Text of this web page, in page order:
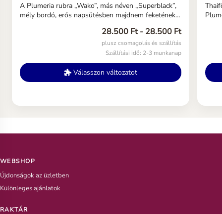
A Plumeria rubra „Wako”, más néven „Superblack”,
mély bordó, erős napsütésben majdnem feketének
28.500 Ft - 28.500 Ft
plusz csomagolás és szállítás
Szállítási idő: 2-3 munkanap
Válasszon változatot
WEBSHOP
Újdonságok az üzletben
Különleges ajánlatok
RAKTÁR